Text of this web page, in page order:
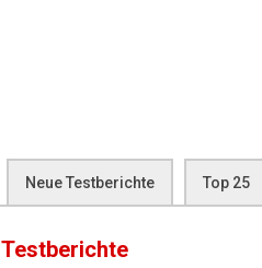
Neue Testberichte Top 25
Testberichte